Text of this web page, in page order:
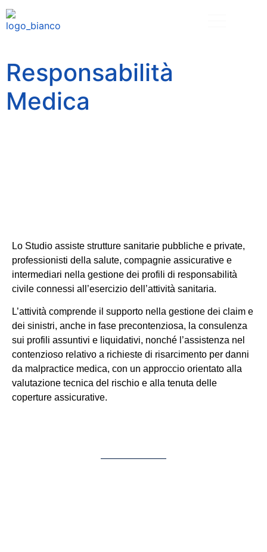
Responsabilità
Medica
Lo Studio assiste strutture sanitarie pubbliche e private,
professionisti della salute, compagnie assicurative e
intermediari nella gestione dei profili di responsabilità
civile connessi all’esercizio dell’attività sanitaria.
L’attività comprende il supporto nella gestione dei claim e
dei sinistri, anche in fase precontenziosa, la consulenza
sui profili assuntivi e liquidativi, nonché l’assistenza nel
contenzioso relativo a richieste di risarcimento per danni
da malpractice medica, con un approccio orientato alla
valutazione tecnica del rischio e alla tenuta delle
coperture assicurative.